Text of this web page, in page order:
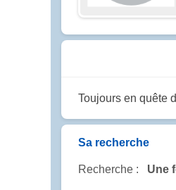
Toujours en quête
Sa recherche
Recherche : Une